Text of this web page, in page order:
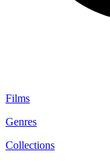
Films
Genres
Collections